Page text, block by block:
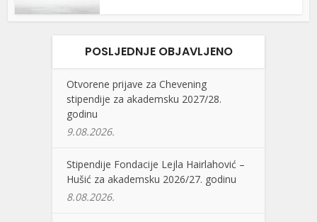
POSLJEDNJE OBJAVLJENO
Otvorene prijave za Chevening
stipendije za akademsku 2027/28.
godinu
9.08.2026.
Stipendije Fondacije Lejla Hairlahović –
Hušić za akademsku 2026/27. godinu
8.08.2026.